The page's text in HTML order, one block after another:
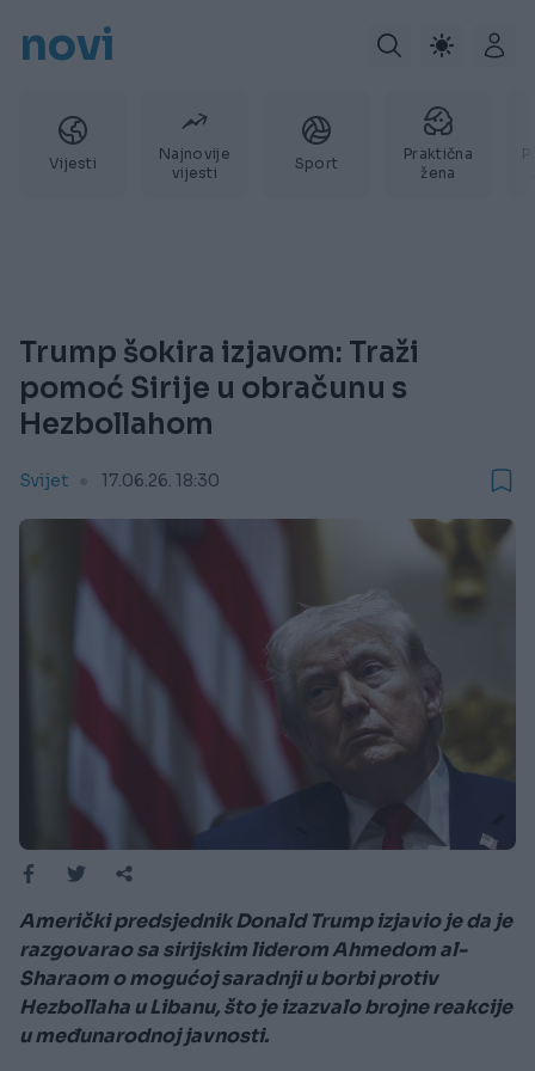
novi
Vijesti
Najnovije
vijesti
Sport
Praktična
žena
Trump šokira izjavom: Traži
pomoć Sirije u obračunu s
Hezbollahom
Svijet 17.06.26. 18:30
Američki predsjednik Donald Trump izjavio je da je
razgovarao sa sirijskim liderom Ahmedom al-
Sharaom o mogućoj saradnji u borbi protiv
Hezbollaha u Libanu, što je izazvalo brojne reakcije
u međunarodnoj javnosti.